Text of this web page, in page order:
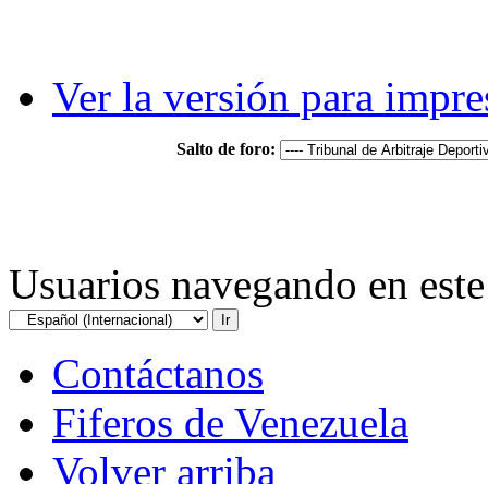
Ver la versión para
Salto de foro:
Usuarios navegando en
Contáctanos
Fiferos de Venezuela
Volver arriba